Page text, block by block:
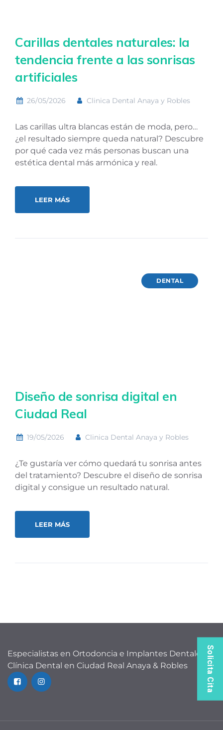
Carillas dentales naturales: la
tendencia frente a las sonrisas
artificiales
26/05/2026 Clinica Dental Anaya y Robles
Las carillas ultra blancas están de moda, pero…
¿el resultado siempre queda natural? Descubre
por qué cada vez más personas buscan una
estética dental más armónica y real.
LEER MÁS
DENTAL
Diseño de sonrisa digital en
Ciudad Real
19/05/2026 Clinica Dental Anaya y Robles
¿Te gustaría ver cómo quedará tu sonrisa antes
del tratamiento? Descubre el diseño de sonrisa
digital y consigue un resultado natural.
LEER MÁS
Especialistas en Ortodoncia e Implantes Dentales
Clínica Dental en Ciudad Real Anaya & Robles
Solicita Cita